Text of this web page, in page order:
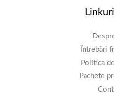
Întrebări
Politica
Pachete